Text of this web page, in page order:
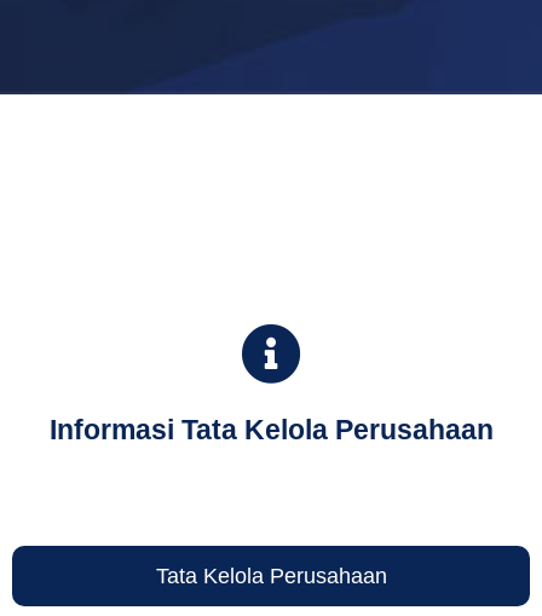
Informasi Tata Kelola Perusahaan
Tata Kelola Perusahaan